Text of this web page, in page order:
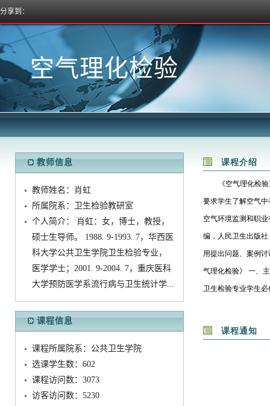
分享到：
空气理化检验
教师信息
教师姓名：肖虹
所属院系：卫生检验教研室
个人简介：肖虹：女，博士，教授，
硕士生导师。1988.9-1993.7，华西医
科大学公共卫生学院卫生检验专业，
医学学士；2001.9-2004.7，重庆医科
大学预防医学系流行病与卫生统计学...
课程信息
课程所属院系：公共卫生学院
选课学生数：602
课程访问数： 3073
访客访问数： 5230